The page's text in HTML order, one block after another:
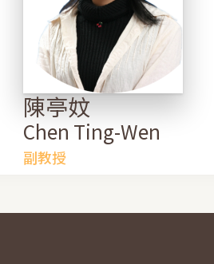
陳亭妏
Chen Ting-Wen
副教授